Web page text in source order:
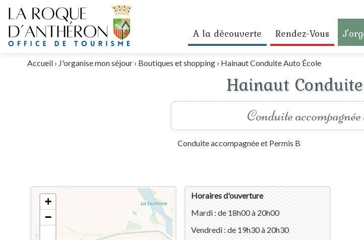
A la découverte Rendez-Vous
Accueil› J'organise mon séjour› Boutiques et shopping› Hainaut Conduite Auto École
Hainaut
Conduite
Conduite accompagnée et Permis B
+
−
Horaires d'ouverture
Mardi : de 18h00 à 20h00
Vendredi : de 19h30 à 20h30